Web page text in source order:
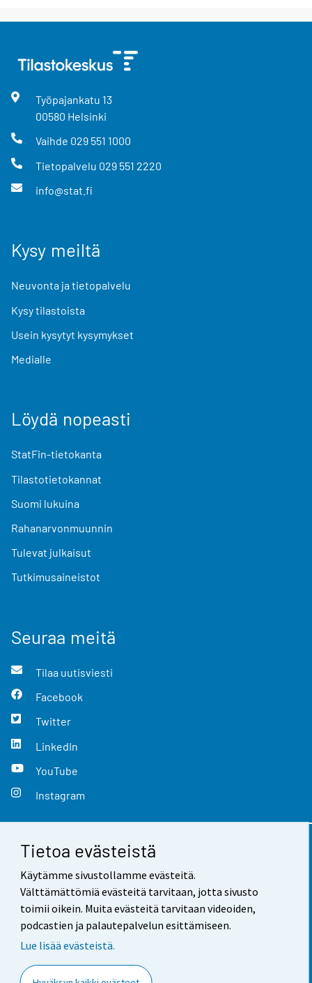
Tietoa evästeistä
Käytämme sivustollamme evästeitä.
Välttämättömiä evästeitä tarvitaan, jotta sivusto
toimii oikein. Muita evästeitä tarvitaan videoiden,
podcastien ja palautepalvelun esittämiseen.
Lue lisää evästeistä.
Työpajankatu 13
00580 Helsinki
Vaihde 029 551 1000
Tietopalvelu 029 551 2220
info@stat.fi
Kysy meiltä
Neuvonta ja tietopalvelu
Kysy tilastoista
Usein kysytyt kysymykset
Medialle
Löydä nopeasti
StatFin-tietokanta
Tilastotietokannat
Suomi lukuina
Rahanarvonmuunnin
Tulevat julkaisut
Tutkimusaineistot
Seuraa meitä
Tilaa uutisviesti
Facebook
Twitter
LinkedIn
YouTube
Instagram
Yhteystiedot
Palaute
Käyttöehdot
Saavutettavuus